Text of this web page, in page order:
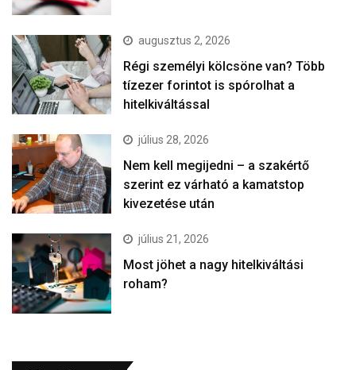
augusztus 2, 2026
Régi személyi kölcsöne van? Több
tízezer forintot is spórolhat a
hitelkiváltással
július 28, 2026
Nem kell megijedni – a szakértő
szerint ez várható a kamatstop
kivezetése után
július 21, 2026
Most jöhet a nagy hitelkiváltási
roham?